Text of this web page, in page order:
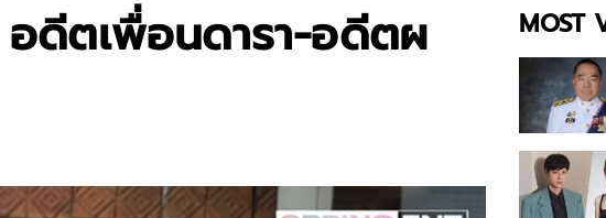
ดีตเพื่อนดารา-อดีตผ MOST